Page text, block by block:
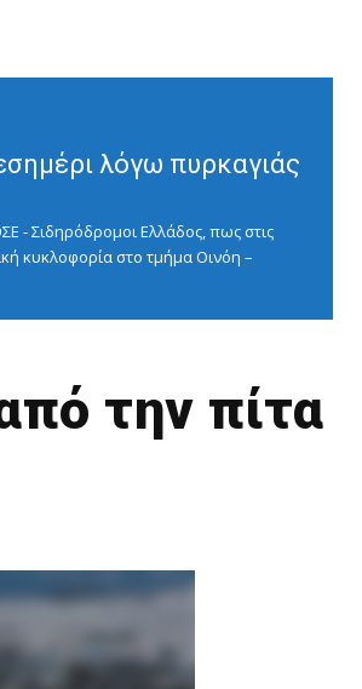
λόγω πυρκαγιάς
- Σιδηρόδρομοι Ελλάδος, πως στις
κυκλοφορία στο τμήμα Οινόη –
την πίτα